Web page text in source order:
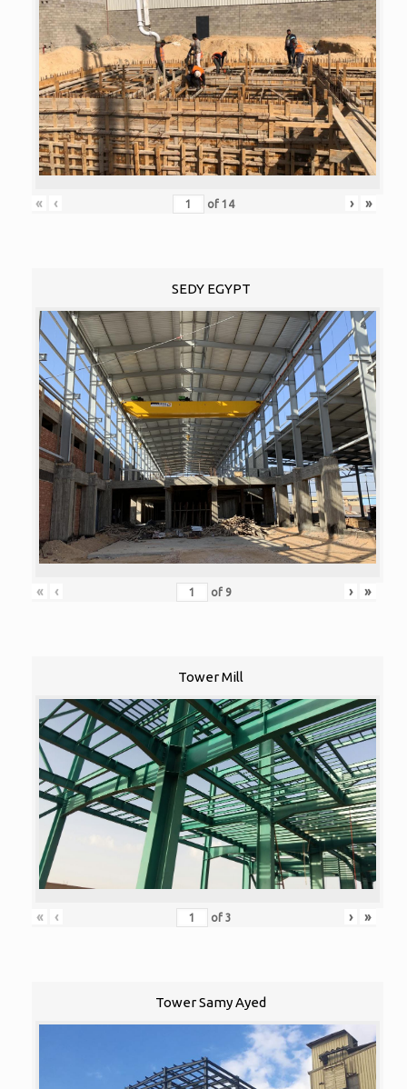
« ‹ of 14 › »
SEDY EGYPT
« ‹ of 9 › »
Tower Mill
« ‹ of 3 › »
Tower Samy Ayed